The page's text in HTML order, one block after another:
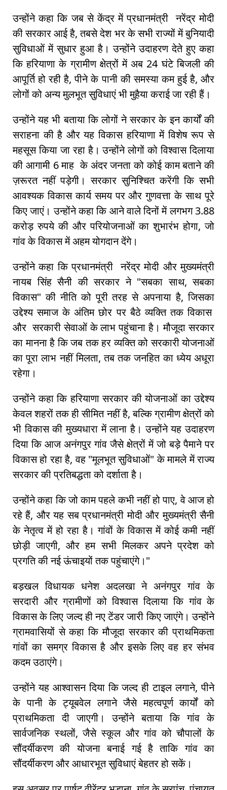
उन्होंने कहा कि जब से केंद्र में प्रधानमंत्री नरेंद्र मोदी
की सरकार आई है, तबसे देश भर के सभी राज्यों में बुनियादी
सुविधाओं में सुधार हुआ है। उन्होंने उदाहरण देते हुए कहा
कि हरियाणा के ग्रामीण क्षेत्रों में अब 24 घंटे बिजली की
आपूर्ति हो रही है, पीने के पानी की समस्या कम हुई है, और
लोगों को अन्य मुलभूत सुविधाएं भी मुहैया कराई जा रही हैं।
उन्होंने यह भी बताया कि लोगों ने सरकार के इन कार्यों की
सराहना की है और यह विकास हरियाणा में विशेष रूप से
महसूस किया जा रहा है। उन्होंने लोगों को विश्वास दिलाया
की आगामी 6 माह के अंदर जनता को कोई काम बताने की
ज़रूरत नहीं पड़ेगी। सरकार सुनिश्चित करेंगी कि सभी
आवश्यक विकास कार्य समय पर और गुणवत्ता के साथ पूरे
किए जाएं। उन्होंने कहा कि आने वाले दिनों में लगभग 3.88
करोड़ रुपये की और परियोजनाओं का शुभारंभ होगा, जो
गांव के विकास में अहम योगदान देंगे।
उन्होंने कहा कि प्रधानमंत्री नरेंद्र मोदी और मुख्यमंत्री
नायब सिंह सैनी की सरकार ने "सबका साथ, सबका
विकास" की नीति को पूरी तरह से अपनाया है, जिसका
उद्देश्य समाज के अंतिम छोर पर बैठे व्यक्ति तक विकास
और सरकारी सेवाओं के लाभ पहुंचाना है। मौजूदा सरकार
का मानना है कि जब तक हर व्यक्ति को सरकारी योजनाओं
का पूरा लाभ नहीं मिलता, तब तक जनहित का ध्येय अधूरा
रहेगा।
उन्होंने कहा कि हरियाणा सरकार की योजनाओं का उद्देश्य
केवल शहरों तक ही सीमित नहीं है, बल्कि ग्रामीण क्षेत्रों को
भी विकास की मुख्यधारा में लाना है। उन्होंने यह उदाहरण
दिया कि आज अनंगपुर गांव जैसे क्षेत्रों में जो बड़े पैमाने पर
विकास हो रहा है, वह "मूलभूत सुविधाओं" के मामले में राज्य
सरकार की प्रतिबद्धता को दर्शाता है।
उन्होंने कहा कि जो काम पहले कभी नहीं हो पाए, वे आज हो
रहे हैं, और यह सब प्रधानमंत्री मोदी और मुख्यमंत्री सैनी
के नेतृत्व में हो रहा है। गांवों के विकास में कोई कमी नहीं
छोड़ी जाएगी, और हम सभी मिलकर अपने प्रदेश को
प्रगति की नई ऊंचाइयों तक पहुंचाएंगे।"
बड़खल विधायक धनेश अदलखा ने अनंगपुर गांव के
सरदारी और ग्रामीणों को विश्वास दिलाया कि गांव के
विकास के लिए जल्द ही नए टेंडर जारी किए जाएंगे। उन्होंने
ग्रामवासियों से कहा कि मौजूदा सरकार की प्राथमिकता
गांवों का समग्र विकास है और इसके लिए वह हर संभव
कदम उठाएंगे।
उन्होंने यह आश्वासन दिया कि जल्द ही टाइल लगाने, पीने
के पानी के ट्यूबवेल लगाने जैसे महत्वपूर्ण कार्यों को
प्राथमिकता दी जाएगी। उन्होंने बताया कि गांव के
सार्वजनिक स्थलों, जैसे स्कूल और गांव को चौपालों के
सौंदर्यीकरण की योजना बनाई गई है ताकि गांव का
सौंदर्यीकरण और आधारभूत सुविधाएं बेहतर हो सकें।